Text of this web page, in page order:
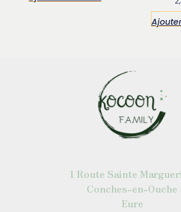
sur
5
1 Route Sainte
Conches-en-Ouche
Eure